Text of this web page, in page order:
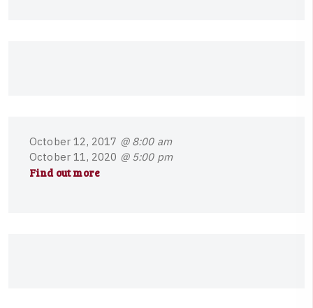
October 12, 2017 @ 8:00 am
October 11, 2020 @ 5:00 pm
Find out more